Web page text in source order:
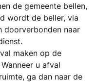
de gemeente bellen,
wordt de beller, via
doorverbonden naar
maken op de
u afval
ga dan naar de